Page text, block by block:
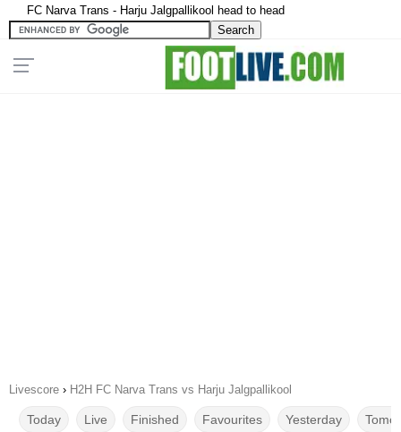
FC Narva Trans - Harju Jalgpallikool head to head
Livescore › H2H FC Narva Trans vs Harju Jalgpallikool
Today Live Finished Favourites Yesterday